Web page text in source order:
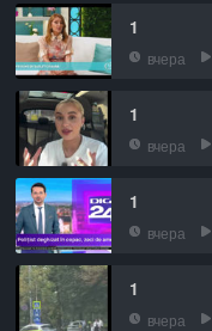
1
вчера
1
вчера
1
вчера
1
вчера